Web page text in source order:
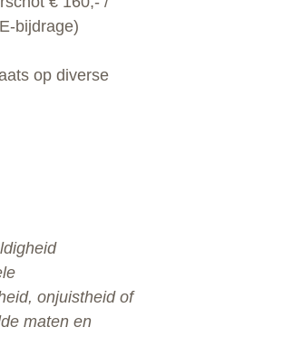
bijdrage)
op diverse
onjuistheid of
maten en